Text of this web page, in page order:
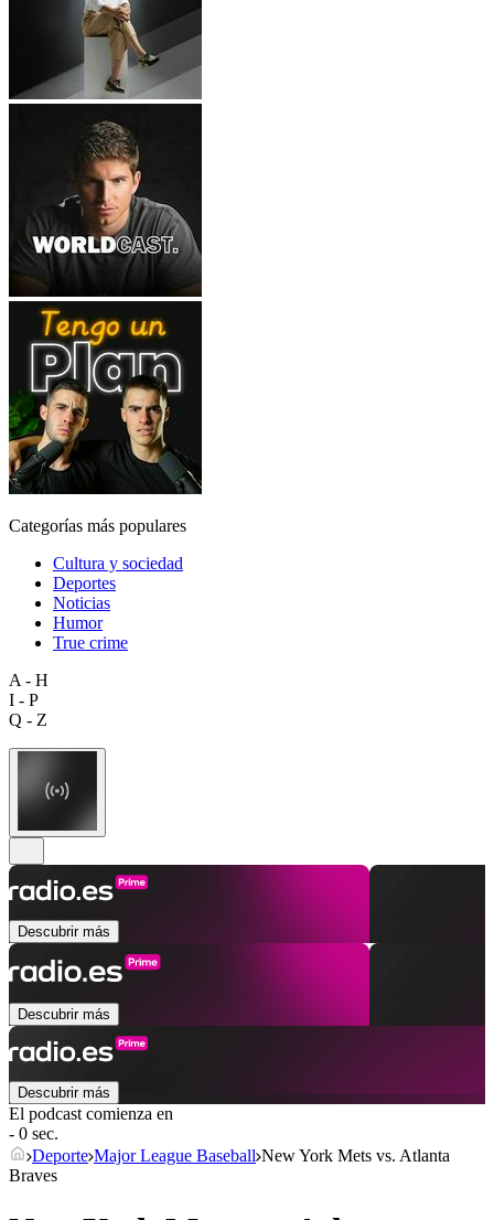
Categorías más populares
Cultura y sociedad
Deportes
Noticias
Humor
True crime
A - H
I - P
Q - Z
Descubrir más
Descubrir más
Descubrir más
El podcast comienza en
- 0 sec.
Deporte Major League Baseball New York Mets vs. Atlanta
Braves